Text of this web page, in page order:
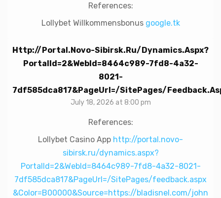
References:
Lollybet Willkommensbonus google.tk
Http://portal.novo-Sibirsk.ru/dynamics.aspx?
PortalId=2&WebId=8464c989-7fd8-4a32-
8021-
7df585dca817&PageUrl=/SitePages/
July 18, 2026 at 8:00 pm
References:
Lollybet Casino App http://portal.novo-
sibirsk.ru/dynamics.aspx?
PortalId=2&WebId=8464c989-7fd8-4a32-8021-
7df585dca817&PageUrl=/SitePages/feedback.aspx
&Color=B00000&Source=https://bladisnel.com/john